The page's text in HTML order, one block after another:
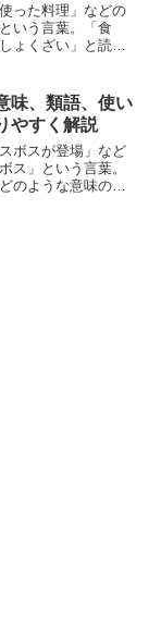
った料理」などの
いう言葉。「食
ょくざい」と読み
について、小説な
ら、わ...
味、類語、使い
やすく解説
ボスが登場」など
ス」という言葉。
のような意味の言